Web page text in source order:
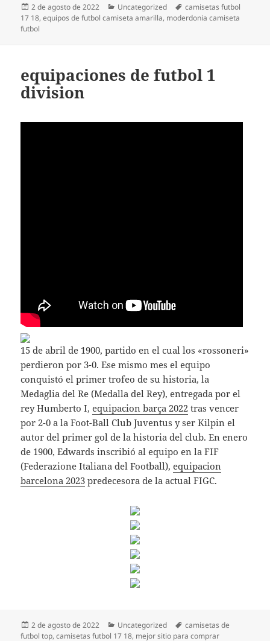
Publicado
el
2 de agosto de 2022 Categorías
Uncategorized Etiquetas
camisetas futbol
17 18,equipos de futbol camiseta amarilla, moderdonia camiseta
futbol
equipaciones de futbol 1
division
15 de abril de 1900, partido en el cual los «rossoneri»
perdieron por 3-0. Ese mismo mes el equipo
conquistó el primer trofeo de su historia, la
Medaglia del Re (Medalla del Rey), entregada por el
rey Humberto I,equipacion barça 2022 tras vencer
por 2-0 a la Foot-Ball Club Juventus y ser Kilpin el
autor del primer gol de la historia del club. En enero
de 1900, Edwards inscribió al equipo en la FIF
(Federazione Italiana del Football),equipacion
barcelona 2023 predecesora de la actual FIGC.
Publicado
el
2 de agosto de 2022 Categorías
Uncategorized Etiquetas
camisetas de
futbol top,camisetas futbol 17 18, mejor sitio para comprar